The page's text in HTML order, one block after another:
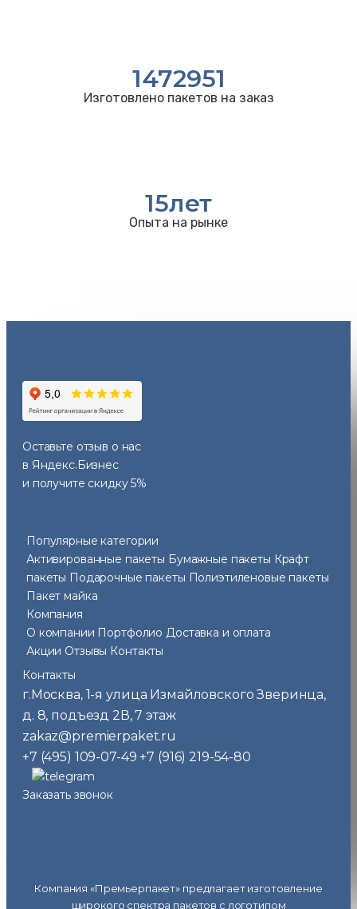
1472951
Изготовлено пакетов на заказ
15лет
Опыта на рынке
Оставьте отзыв о нас
в Яндекс.Бизнес
и получите скидку 5%
Популярные категории
Активированные пакеты Бумажные пакеты Крафт
пакеты Подарочные пакеты Полиэтиленовые пакеты
Пакет майка
Компания
О компании Портфолио Доставка и оплата
Акции Отзывы Контакты
Контакты
г.Москва, 1-я улица Измайловского Зверинца,
д. 8, подъезд 2В, 7 этаж
zakaz@premierpaket.ru
+7 (495) 109-07-49 +7 (916) 219-54-80
Заказать звонок
Компания «Премьерпакет» предлагает изготовление
широкого спектра пакетов с логотипом